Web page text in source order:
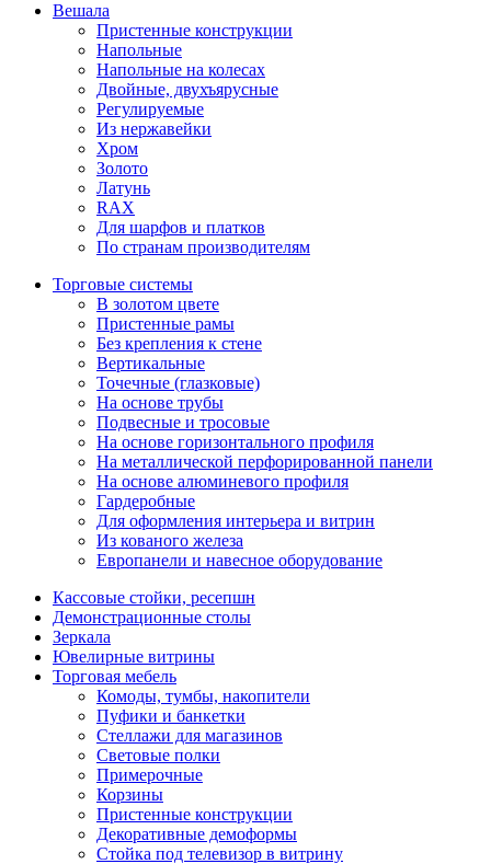
Вешала
Пристенные конструкции
Напольные
Напольные на колесах
Двойные, двухъярусные
Регулируемые
Из нержавейки
Хром
Золото
Латунь
RAX
Для шарфов и платков
По странам производителям
Торговые системы
В золотом цвете
Пристенные рамы
Без крепления к стене
Вертикальные
Точечные (глазковые)
На основе трубы
Подвесные и тросовые
На основе горизонтального профиля
На металлической перфорированной панели
На основе алюминевого профиля
Гардеробные
Для оформления интерьера и витрин
Из кованого железа
Европанели и навесное оборудование
Кассовые стойки, ресепшн
Демонстрационные столы
Зеркала
Ювелирные витрины
Торговая мебель
Комоды, тумбы, накопители
Пуфики и банкетки
Стеллажи для магазинов
Световые полки
Примерочные
Корзины
Пристенные конструкции
Декоративные демоформы
Стойка под телевизор в витрину